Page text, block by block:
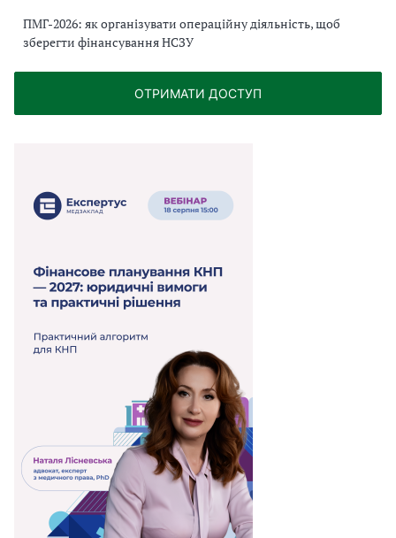
ПМГ-2026: як організувати операційну діяльність, щоб
зберегти фінансування НСЗУ
ОТРИМАТИ ДОСТУП